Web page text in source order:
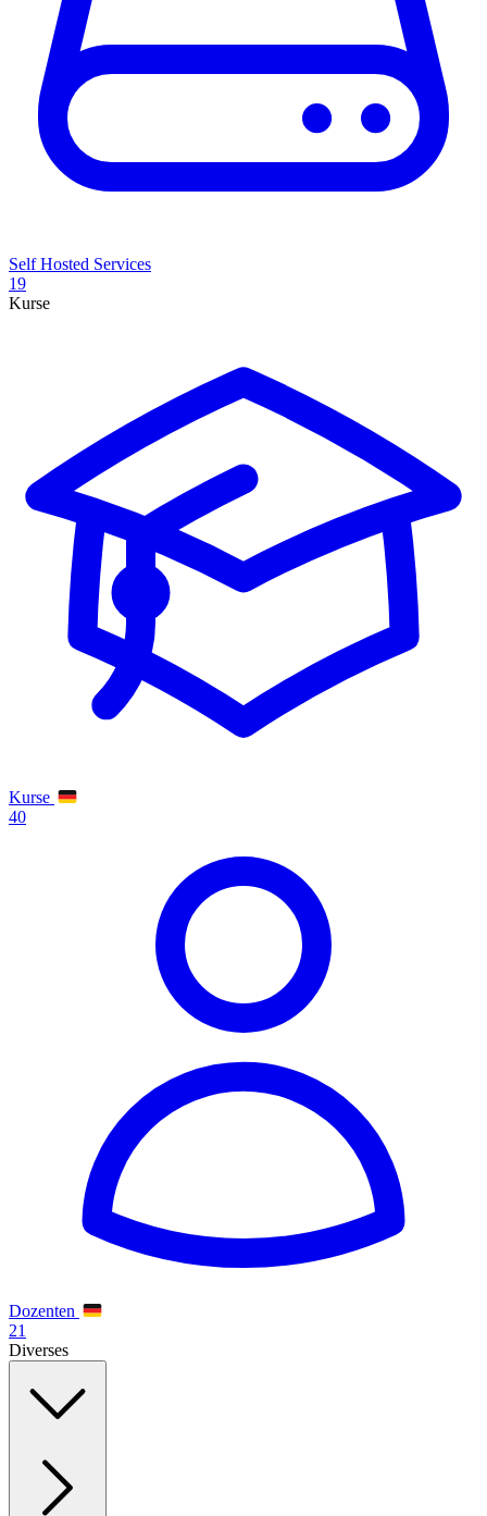
Self Hosted Services
19
Kurse
Kurse
40
Dozenten
21
Diverses